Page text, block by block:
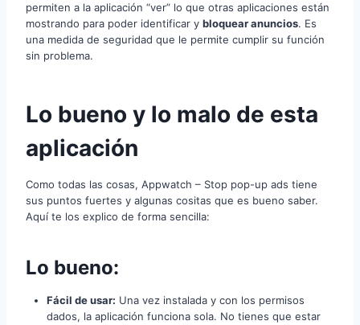
permiten a la aplicación “ver” lo que otras aplicaciones están
mostrando para poder identificar y bloquear anuncios. Es
una medida de seguridad que le permite cumplir su función
sin problema.
Lo bueno y lo malo de esta
aplicación
Como todas las cosas, Appwatch – Stop pop-up ads tiene
sus puntos fuertes y algunas cositas que es bueno saber.
Aquí te los explico de forma sencilla:
Lo bueno:
Fácil de usar: Una vez instalada y con los permisos
dados, la aplicación funciona sola. No tienes que estar